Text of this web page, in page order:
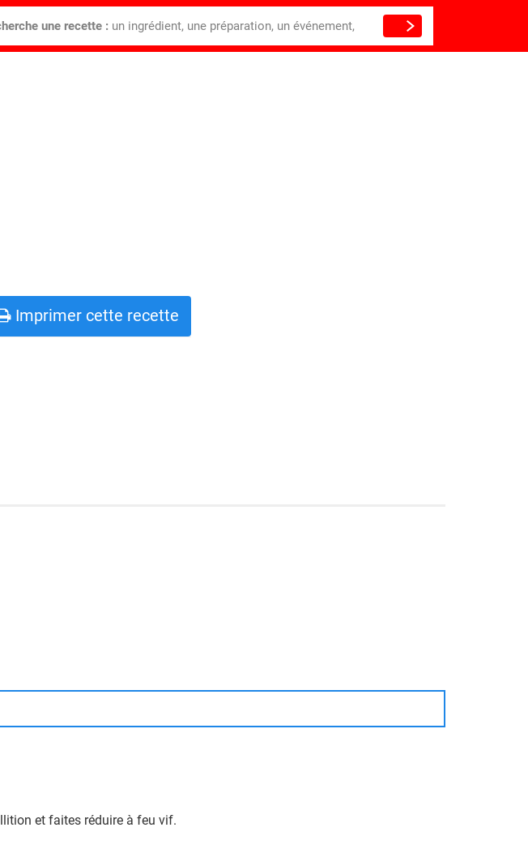
une recette : un ingrédient, une préparation, un événement,
Imprimer cette recette
et faites réduire à feu vif.